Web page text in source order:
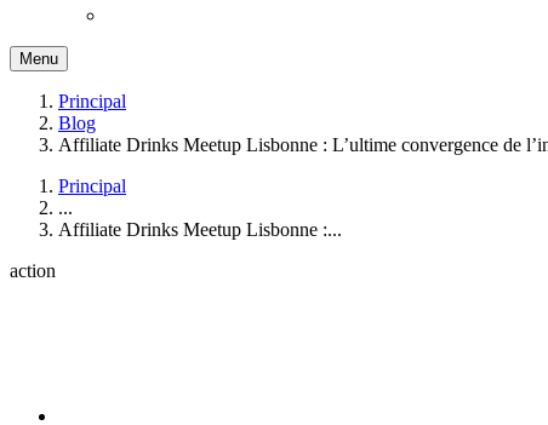
Menu
Principal
Blog
Affiliate Drinks Meetup Lisbonne : L’ultime convergence de
Principal
...
Affiliate Drinks Meetup Lisbonne :...
action